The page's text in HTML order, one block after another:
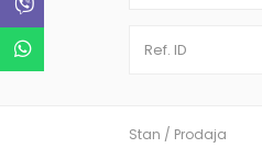
Stan / Prodaja